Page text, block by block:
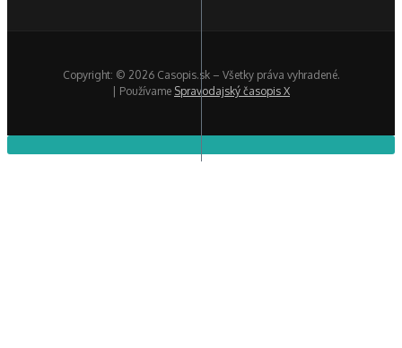
Copyright: © 2026 Casopis.sk – Všetky práva vyhradené.
| Používame Spravodajský časopis X